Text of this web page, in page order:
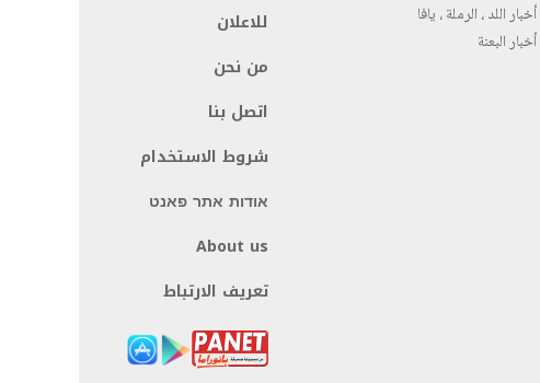
أخبار اللد ، الرملة ، يافا
أخبار البعنة
للاعلان
من نحن
اتصل بنا
شروط الاستخدام
אודות אתר פאנט
About us
تعريف الارتباط